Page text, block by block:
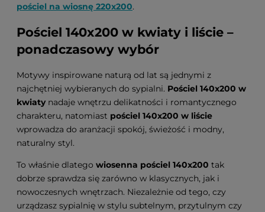
pościel na wiosnę 220x200.
Pościel 140x200 w kwiaty i liście –
ponadczasowy wybór
Motywy inspirowane naturą od lat są jednymi z
najchętniej wybieranych do sypialni. Pościel 140x200 w
kwiatynadaje wnętrzu delikatności i romantycznego
charakteru, natomiast pościel 140x200 w liście
wprowadza do aranżacji spokój, świeżość i modny,
naturalny styl.
To właśnie dlatego wiosenna pościel 140x200 tak
dobrze sprawdza się zarówno w klasycznych, jak i
nowoczesnych wnętrzach. Niezależnie od tego, czy
urządzasz sypialnię w stylu subtelnym, przytulnym czy